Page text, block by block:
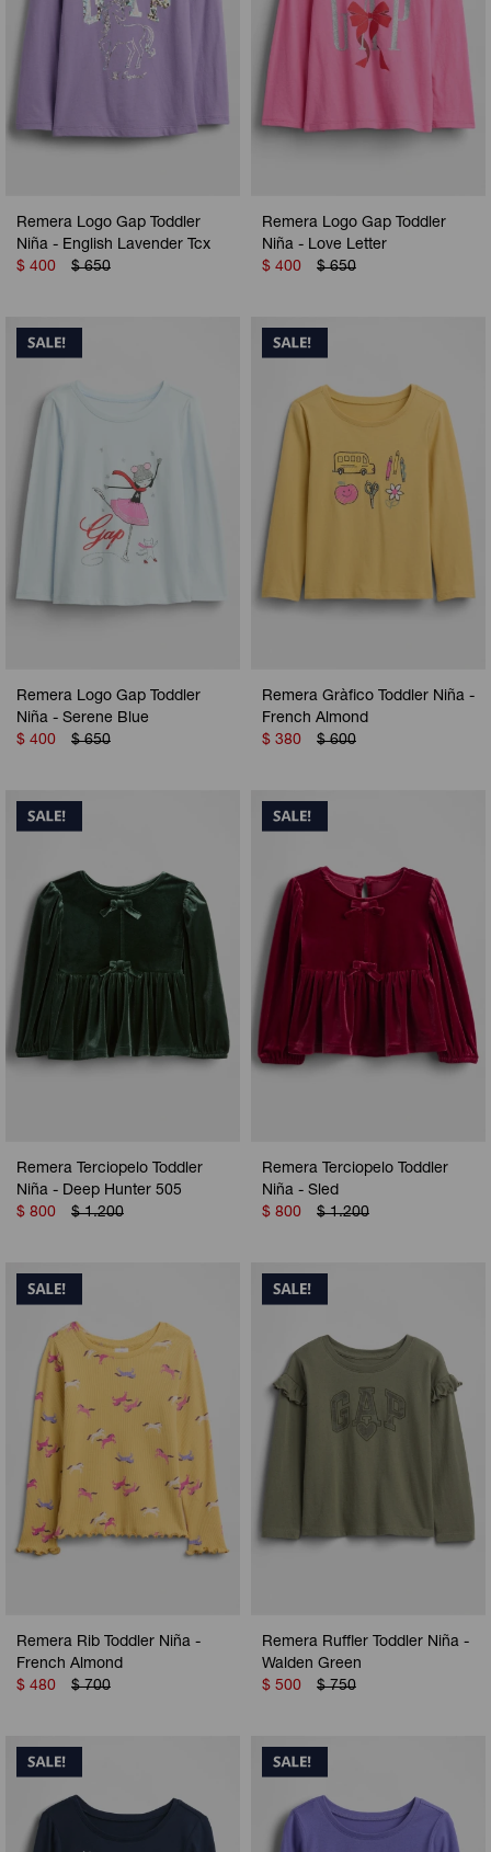
Remera Logo Gap Toddler
Niña - English Lavender Tcx
$ 400 $ 650
Remera Logo Gap Toddler
Niña - Love Letter
$ 400 $ 650
Remera Logo Gap Toddler
Niña - Serene Blue
$ 400 $ 650
Remera Gràfico Toddler Niña -
French Almond
$ 380 $ 600
Remera Terciopelo Toddler
Niña - Deep Hunter 505
$ 800 $ 1.200
Remera Terciopelo Toddler
Niña - Sled
$ 800 $ 1.200
Remera Rib Toddler Niña -
French Almond
$ 480 $ 700
Remera Ruffler Toddler Niña -
Walden Green
$ 500 $ 750